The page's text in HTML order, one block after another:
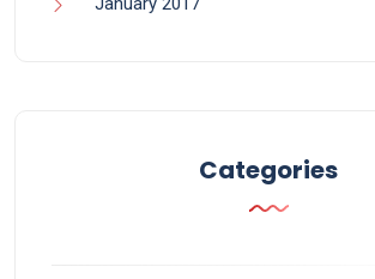
Categories